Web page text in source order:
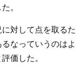
。
対して点を取るた
なっていうのはよ
価した。